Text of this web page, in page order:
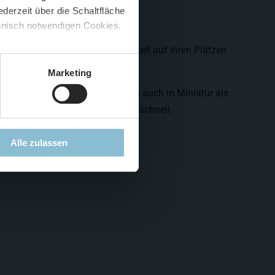
über die Schaltfläche
notwendigen Cookies.
Marketing
Alle zulassen
haben sich in der Zwischenzeit auf ihren Plätzen
zu machen stellt sich allerdings auch in Miniatur als
die kleinen doch einfach zu schnell.